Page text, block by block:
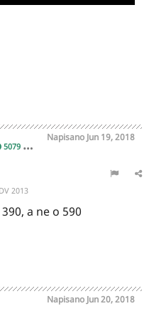
5079
Napisano Jun 19, 2018
2013
a ne o 590
Napisano Jun 20, 2018